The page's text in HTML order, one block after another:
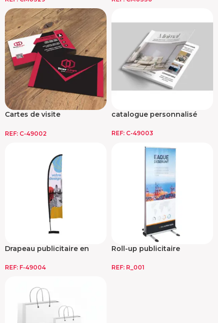
Cartes de visite
REF: C-49002
catalogue personnalisé
REF: C-49003
Drapeau publicitaire en
REF: F-49004
Roll-up publicitaire
REF: R_001